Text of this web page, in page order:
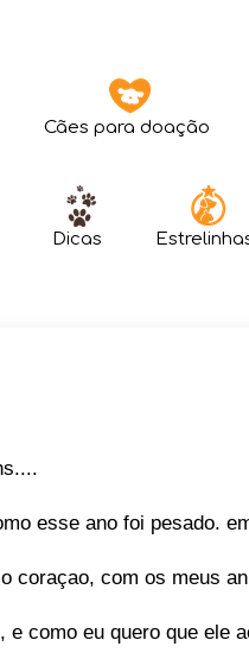
Cães para doação
Dicas
esse ano foi pesado.
coraçao, com os meus
como eu quero que ele